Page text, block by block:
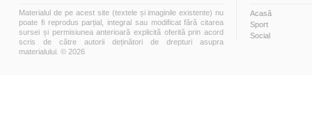
Materialul de pe acest site (textele și imaginile existente) nu
poate fi reprodus parțial, integral sau modificat fără citarea
sursei și permisiunea anterioară explicită oferită prin acord
scris de către autorii deținători de drepturi asupra
materialului. © 2026
Acasă
Sport
Social